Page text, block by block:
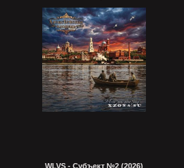
WLVS - Субъект №2 (2026)